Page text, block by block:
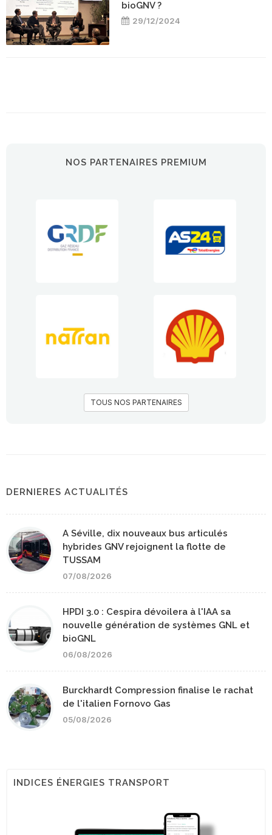
bioGNV ?
29/12/2024
NOS PARTENAIRES PREMIUM
TOUS NOS PARTENAIRES
DERNIERES ACTUALITÉS
A Séville, dix nouveaux bus articulés
hybrides GNV rejoignent la flotte de
TUSSAM
07/08/2026
HPDI 3.0 : Cespira dévoilera à l'IAA sa
nouvelle génération de systèmes GNL et
bioGNL
06/08/2026
Burckhardt Compression finalise le rachat
de l'italien Fornovo Gas
05/08/2026
INDICES ÉNERGIES TRANSPORT